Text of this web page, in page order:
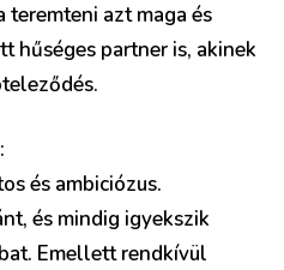
teremteni azt maga és
hűséges partner is, akinek
és ambiciózus.
és mindig igyekszik
Emellett rendkívül